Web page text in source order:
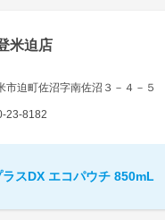
米迫店
市迫町佐沼字南佐沼３－４－５
23-8182
ラスDX エコパウチ 850mL